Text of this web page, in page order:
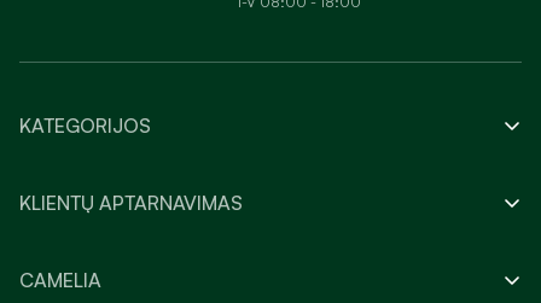
KATEGORIJOS
KLIENTŲ APTARNAVIMAS
CAMELIA